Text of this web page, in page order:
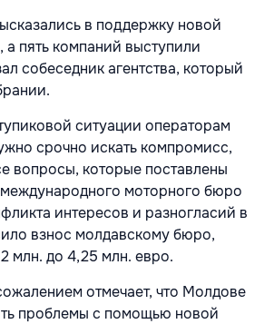
в поддержку новой
а пять компаний выступили
собеседник агентства, который
ситуации операторам
срочно искать компромисс,
вопросы, которые поставлены
моторного бюро
интересов и разногласий в
взнос молдавскому бюро,
млн. до 4,25 млн. евро.
отмечает, что Молдове
проблемы с помощью новой